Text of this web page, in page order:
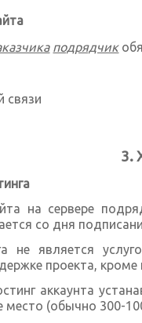
подрядчик
связи
на сервере
со дня
не является
проекта,
аккаунта
(обычно 300-